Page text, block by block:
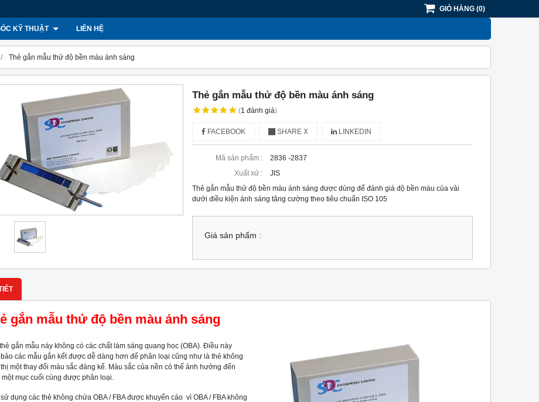
GIỎ HÀNG (0)
KỸ THUẬT LIÊN HỆ
Thẻ gắn mẫu thử độ bền màu ánh sáng
Thẻ gắn mẫu thử độ bền màu ánh sáng
(1đánh giá)
FACEBOOK SHARE X LINKEDIN
Mã sản phẩm :
2836 -2837
Xuất xứ :
JIS
Thẻ gắn mẫu thử độ bền màu ánh sáng được dùng để đánh giá độ bền màu của vải
dưới điều kiện ánh sáng tăng cường theo tiêu chuẩn ISO 105
Giá sản phẩm :
gắn mẫu thử độ bền màu ánh sáng
gắn mẫu này không có các chất làm sáng quang học (OBA). Điều này
các mẫu gắn kết được dễ dàng hơn để phân loại cũng như là thẻ không
một thay đổi màu sắc đáng kể. Màu sắc của nền có thể ảnh hưởng đến
một mục cuối cùng được phân loại.
dụng các thẻ không chứa OBA / FBA được khuyến cáo vì OBA / FBA không